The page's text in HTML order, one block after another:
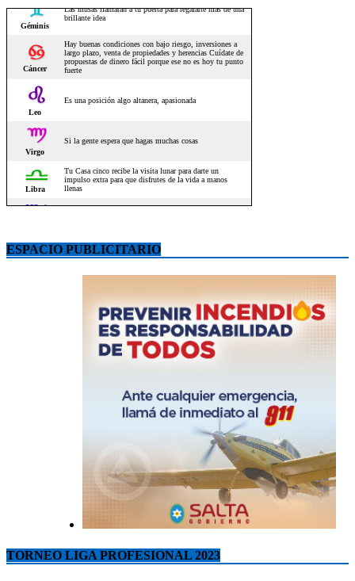
ESPACIO PUBLICITARIO
TORNEO LIGA PROFESIONAL 2023